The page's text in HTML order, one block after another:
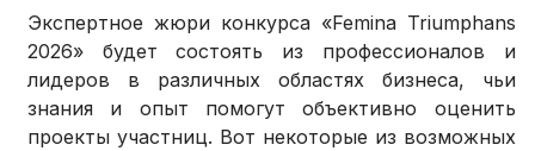
Экспертное жюри конкурса «Femina Triumphans
2026» будет состоять из профессионалов и
лидеров в различных областях бизнеса, чьи
знания и опыт помогут объективно оценить
проекты участниц. Вот некоторые из возможных